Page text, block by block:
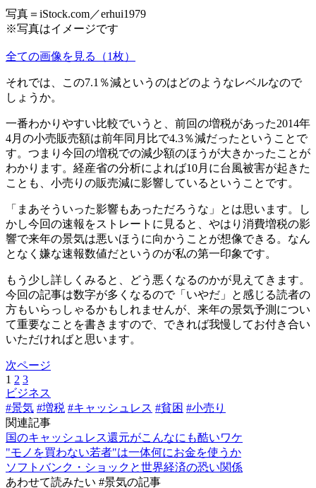
写真＝iStock.com／erhui1979
※写真はイメージです
全ての画像を見る（1枚）
それでは、この7.1％減というのはどのようなレベルなので
しょうか。
一番わかりやすい比較でいうと、前回の増税があった2014年
4月の小売販売額は前年同月比で4.3％減だったということで
す。つまり今回の増税での減少額のほうが大きかったことが
わかります。経産省の分析によれば10月に台風被害が起きた
ことも、小売りの販売減に影響しているということです。
「まあそういった影響もあっただろうな」とは思います。し
かし今回の速報をストレートに見ると、やはり消費増税の影
響で来年の景気は悪いほうに向かうことが想像できる。なん
となく嫌な速報数値だというのが私の第一印象です。
もう少し詳しくみると、どう悪くなるのかが見えてきます。
今回の記事は数字が多くなるので「いやだ」と感じる読者の
方もいらっしゃるかもしれませんが、来年の景気予測につい
て重要なことを書きますので、できれば我慢してお付き合い
いただければと思います。
次ページ
1 2 3
ビジネス
#景気 #増税 #キャッシュレス #貧困 #小売り
関連記事
国のキャッシュレス還元がこんなにも酷いワケ
"モノを買わない若者"は一体何にお金を使うか
ソフトバンク・ショックと世界経済の恐い関係
あわせて読みたい #景気の記事